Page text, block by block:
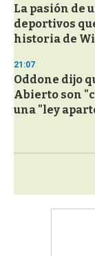
La pasión de
deportivos
historia de
21:07
Oddone dijo
Abierto son
una "ley